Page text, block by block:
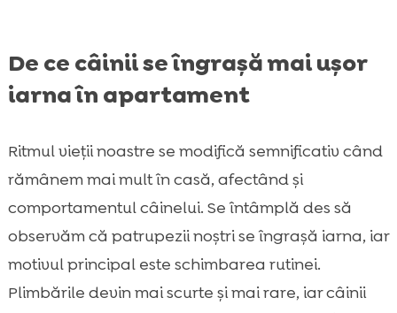
De ce câinii se îngrașă mai ușor
iarna în apartament
Ritmul vieții noastre se modifică semnificativ când
rămânem mai mult în casă, afectând și
comportamentul câinelui. Se întâmplă des să
observăm că patrupezii noștri se îngrașă iarna, iar
motivul principal este schimbarea rutinei.
Plimbările devin mai scurte și mai rare, iar câinii